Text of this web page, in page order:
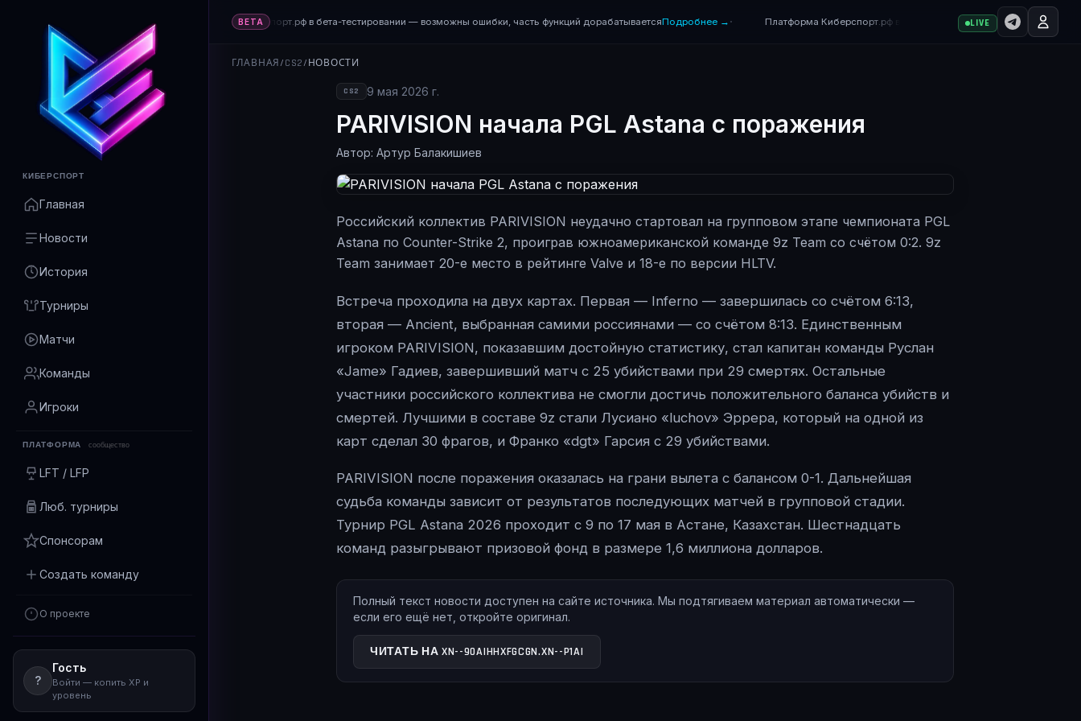
КИБЕРСПОРТ
Главная
Новости
История
Турниры
Матчи
Команды
Игроки
ПЛАТФОРМА сообщество
LFT / LFP
Люб. турниры
Спонсорам
Создать команду
О проекте
?
Гость
Войти — копить XP и
уровень
BETA
Платформа Киберспорт.рф в бета-тестировании — возможны ошибки, часть функций дорабатываетсяПодробнее →· Платформа Киберспорт.рф в бета-тестировании — возможны
LIVE
ГЛАВНАЯ/ CS2/ НОВОСТИ
CS2 9 мая 2026 г.
PARIVISION начала PGL Astana с поражения
Автор: Артур Балакишиев
Российский коллектив PARIVISION неудачно стартовал на групповом этапе чемпионата PGL
Astana по Counter-Strike 2, проиграв южноамериканской команде 9z Team со счётом 0:2. 9z
Team занимает 20-е место в рейтинге Valve и 18-е по версии HLTV.
Встреча проходила на двух картах. Первая — Inferno — завершилась со счётом 6:13,
вторая — Ancient, выбранная самими россиянами — со счётом 8:13. Единственным
игроком PARIVISION, показавшим достойную статистику, стал капитан команды Руслан
«Jame» Гадиев, завершивший матч с 25 убийствами при 29 смертях. Остальные
участники российского коллектива не смогли достичь положительного баланса убийств и
смертей. Лучшими в составе 9z стали Лусиано «luchov» Эррера, который на одной из
карт сделал 30 фрагов, и Франко «dgt» Гарсия с 29 убийствами.
PARIVISION после поражения оказалась на грани вылета с балансом 0-1. Дальнейшая
судьба команды зависит от результатов последующих матчей в групповой стадии.
Турнир PGL Astana 2026 проходит с 9 по 17 мая в Астане, Казахстан. Шестнадцать
команд разыгрывают призовой фонд в размере 1,6 миллиона долларов.
Полный текст новости доступен на сайте источника. Мы подтягиваем материал автоматически —
если его ещё нет, откройте оригинал.
ЧИТАТЬ НА XN--90AIHHXFGCGN.XN--P1AI